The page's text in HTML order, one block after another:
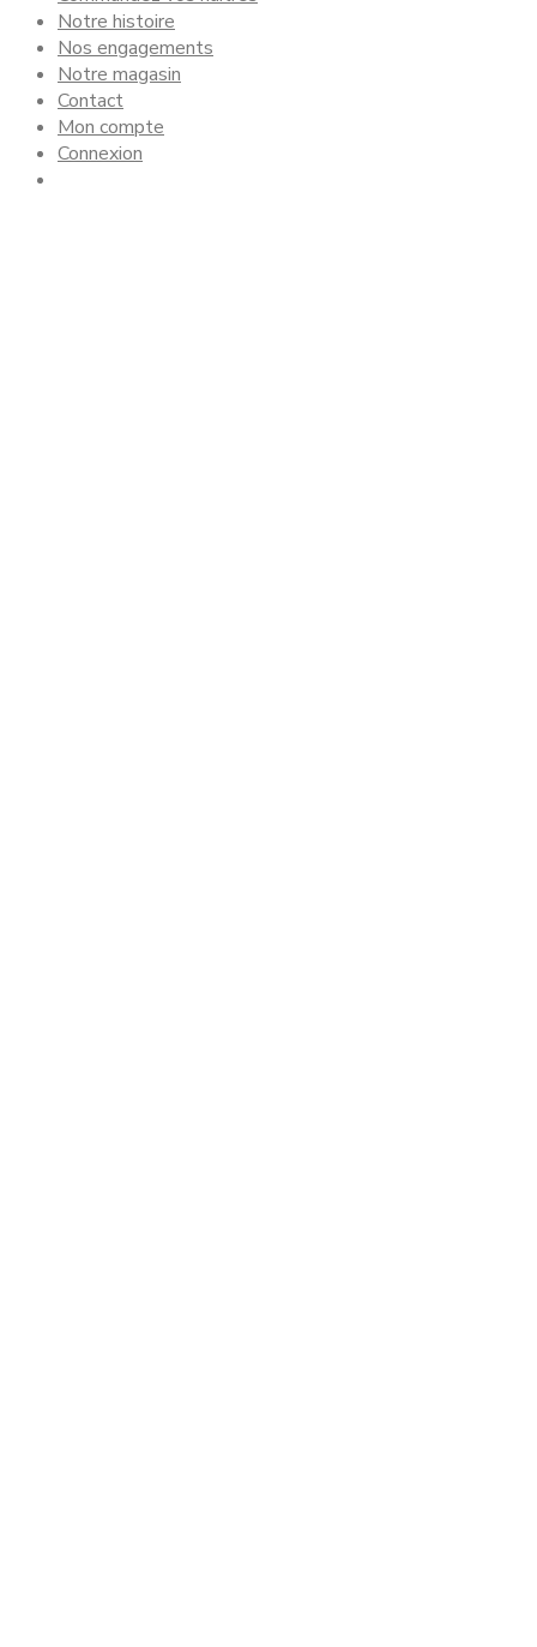
Notre histoire
Nos engagements
Notre magasin
Contact
Mon compte
Connexion